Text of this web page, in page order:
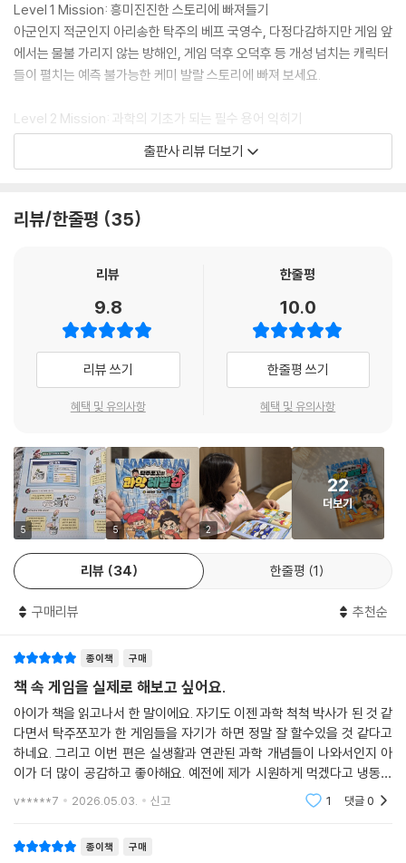
Level 1 Mission: 흥미진진한 스토리에 빠져들기
아군인지 적군인지 아리송한 탁주의 베프 국영수, 다정다감하지만 게임 앞
에서는 물불 가리지 않는 방해인, 게임 덕후 오덕후 등 개성 넘치는 캐릭터
들이 펼치는 예측 불가능한 케미 발랄 스토리에 빠져 보세요.
Level 2 Mission: 과학의 기초가 되는 필수 용어 익히기
아이들이 과학을 어려워하는 이유는 바로 시도 때도 없이 등장하는 낯선
용어 때문! 탁주쪼꼬의 흥미진진 모험 스토리에 흠뻑 빠져 있다 보면 어느
용어를 알았다면 다음은 개념들을 이해할 차례! 탁주쪼꼬와 함께 게임 미
험실 친구들의 MBTI와 그들의 속사정을 듣다 보면 그동안 무심히 지나쳤
던 실험 기구들이 친구처럼 친숙해져요.
Level 4 Mission: 개념 확인 문제로 게임 클리어하기
앞서 공부한 내용을 게임처럼 흥미진진한 퀴즈들로 풀며 과학 용어와 개념
출판사 리뷰 더보기
리뷰/한줄평 35
리뷰
9.8
리뷰 쓰기
혜택 및 유의사항
한줄평
10.0
한줄평 쓰기
혜택 및 유의사항
5 5 2
22
더보기
리뷰 34 한줄평 1
구매리뷰 추천순
종이책 구매
책 속 게임을 실제로 해보고 싶어요.
아이가 책을 읽고나서 한 말이에요. 자기도 이젠 과학 척척 박사가 된 것 같
다면서 탁주쪼꼬가 한 게임들을 자기가 하면 정말 잘 할수있을 것 같다고
하네요. 그리고 이번 편은 실생활과 연관된 과학 개념들이 나와서인지 아
이가 더 많이 공감하고 좋아해요. 예전에 제가 시원하게 먹겠다고 냉동실
에 넣었다가 잊어버려서 박살난 음료병이 있었는데 그걸 이야기하며 그 이
v*****7 2026.05.03. 신고 1 댓글0
종이책 구매